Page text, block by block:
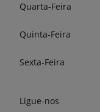
Quarta-Feira
Quinta-Feira
Sexta-Feira
Ligue-nos